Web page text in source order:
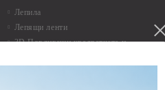
Лепила
Лепящи ленти
3D Повдигащи квадратчета и